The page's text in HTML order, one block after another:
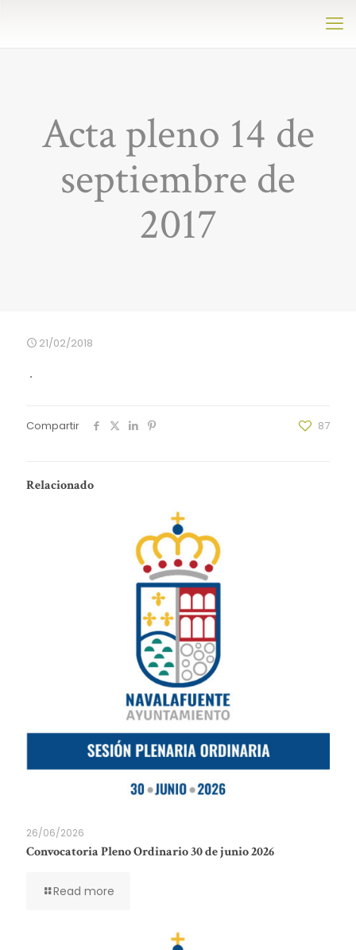
Acta pleno 14 de
septiembre de
2017
21/02/2018
.
Compartir 87
Relacionado
26/06/2026
Convocatoria Pleno Ordinario 30 de junio 2026
Read more